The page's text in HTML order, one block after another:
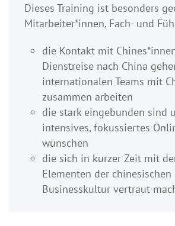
Dieses Training ist besonders
Mitarbeiter*innen, Fach- und
die Kontakt mit
Dienstreise nach China
internationalen Teams mit
zusammen arbeiten
die stark eingebunden sind
intensives, fokussiertes
wünschen
die sich in kurzer Zeit mit
Elementen der chinesischen
Businesskultur vertraut